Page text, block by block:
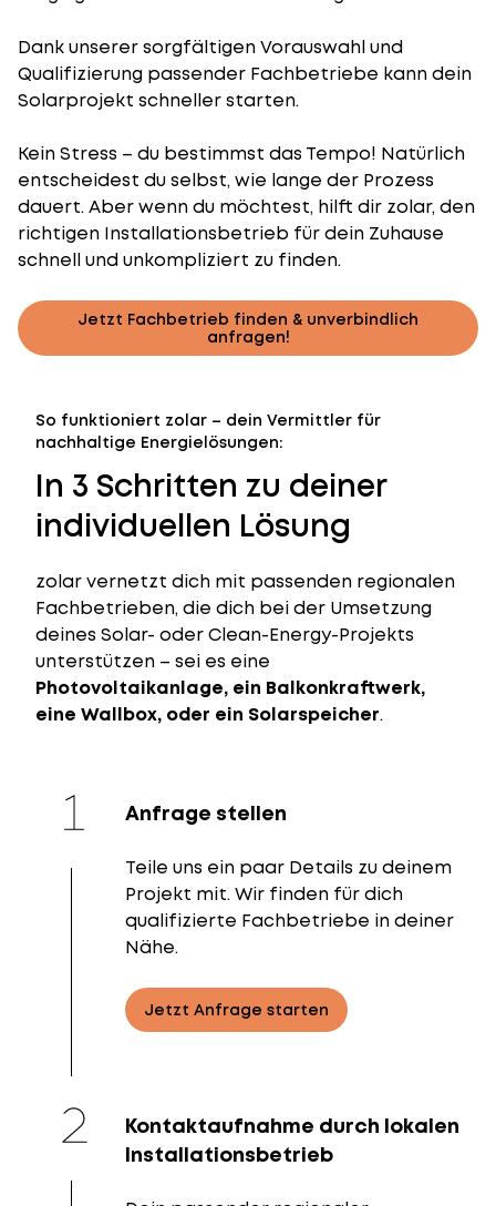
Dank unserer sorgfältigen Vorauswahl und
Qualifizierung passender Fachbetriebe kann dein
Solarprojekt schneller starten.
Kein Stress – du bestimmst das Tempo! Natürlich
entscheidest du selbst, wie lange der Prozess
dauert. Aber wenn du möchtest, hilft dir zolar, den
richtigen Installationsbetrieb für dein Zuhause
schnell und unkompliziert zu finden.
Jetzt Fachbetrieb finden & unverbindlich
anfragen!
So funktioniert zolar – dein Vermittler für
nachhaltige Energielösungen:
In 3 Schritten zu deiner
individuellen Lösung
zolar vernetzt dich mit passenden regionalen
Fachbetrieben, die dich bei der Umsetzung
deines Solar- oder Clean-Energy-Projekts
unterstützen – sei es eine
Photovoltaikanlage, ein Balkonkraftwerk,
eine Wallbox, oder ein Solarspeicher.
Anfrage stellen
Teile uns ein paar Details zu deinem
Projekt mit. Wir finden für dich
qualifizierte Fachbetriebe in deiner
Nähe.
Jetzt Anfrage starten
Kontaktaufnahme durch lokalen
Installationsbetrieb